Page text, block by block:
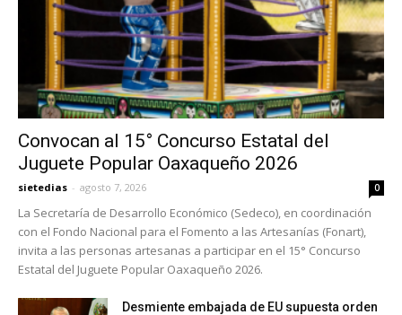
Convocan al 15° Concurso Estatal del
Juguete Popular Oaxaqueño 2026
sietedias - agosto 7, 2026 0
La Secretaría de Desarrollo Económico (Sedeco), en coordinación
con el Fondo Nacional para el Fomento a las Artesanías (Fonart),
invita a las personas artesanas a participar en el 15° Concurso
Estatal del Juguete Popular Oaxaqueño 2026.
Desmiente embajada de EU supuesta orden